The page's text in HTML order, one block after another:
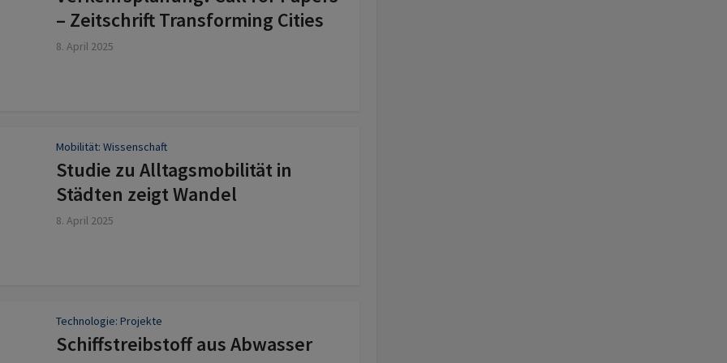
– Zeitschrift Transforming Cities
8. April 2025
Mobilität: Wissenschaft
Studie zu Alltagsmobilität in
Städten zeigt Wandel
8. April 2025
Technologie: Projekte
Schiffstreibstoff aus Abwasser